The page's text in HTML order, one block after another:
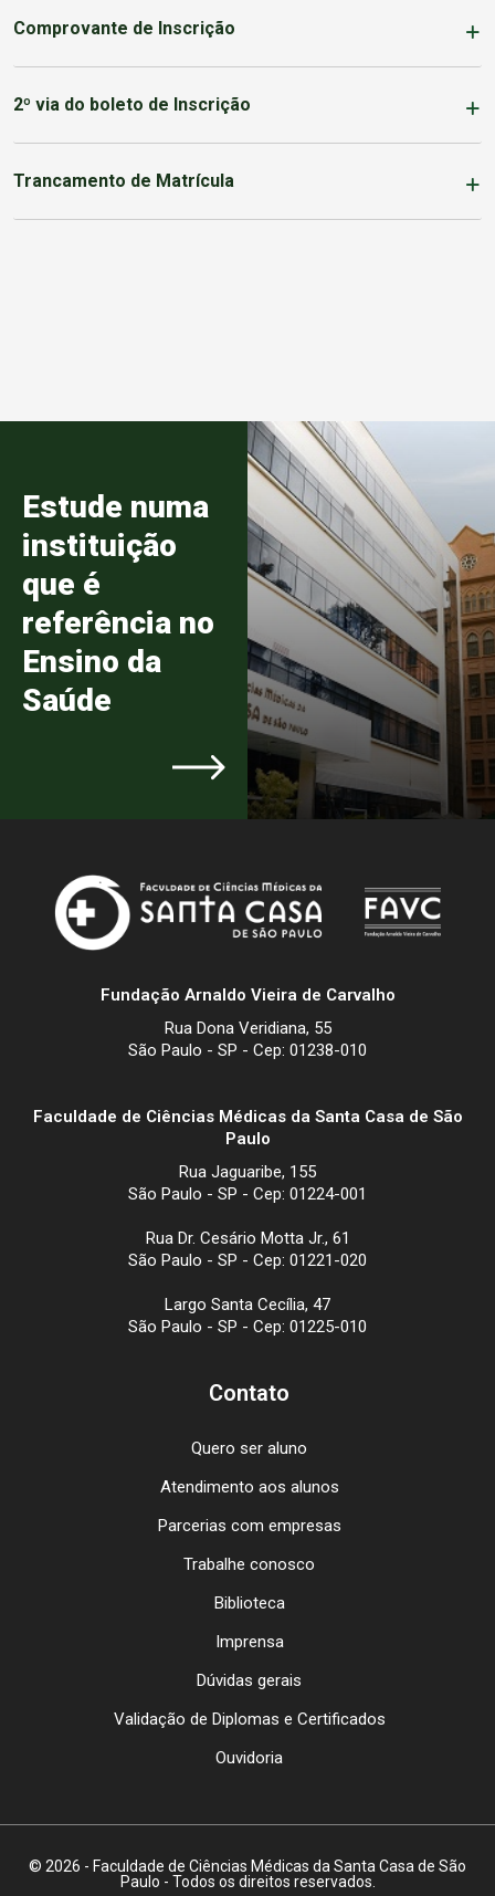
Comprovante de Inscrição
2º via do boleto de Inscrição
Trancamento de Matrícula
Estude numa
instituição
que é
referência no
Ensino da
Saúde
Fundação Arnaldo Vieira de Carvalho
Rua Dona Veridiana, 55
São Paulo - SP - Cep: 01238-010
Faculdade de Ciências Médicas da Santa Casa de São
Paulo
Rua Jaguaribe, 155
São Paulo - SP - Cep: 01224-001
Rua Dr. Cesário Motta Jr., 61
São Paulo - SP - Cep: 01221-020
Largo Santa Cecília, 47
São Paulo - SP - Cep: 01225-010
Contato
Quero ser aluno
Atendimento aos alunos
Parcerias com empresas
Trabalhe conosco
Biblioteca
Imprensa
Dúvidas gerais
Validação de Diplomas e Certificados
Ouvidoria
© 2026 - Faculdade de Ciências Médicas da Santa Casa de São
Paulo - Todos os direitos reservados.